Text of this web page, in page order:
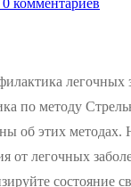
0 комментариев
легочных
по методу
об этих методах.
от легочных
состояние